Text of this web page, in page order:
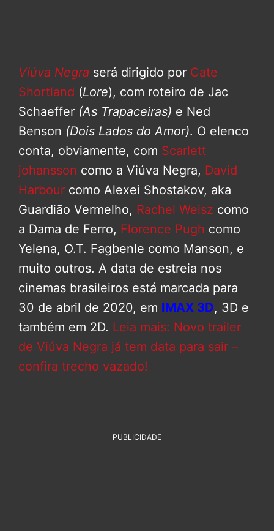
Viúva Negra será dirigido por Cate
Shortland (Lore), com roteiro de Jac
Schaeffer (As Trapaceiras) e Ned
Benson (Dois Lados do Amor). O elenco
conta, obviamente, com Scarlett
johansson como a Viúva Negra, David
Harbour como Alexei Shostakov, aka
Guardião Vermelho, Rachel Weisz como
a Dama de Ferro, Florence Pugh como
Yelena, O.T. Fagbenle como Manson, e
muito outros. A data de estreia nos
cinemas brasileiros está marcada para
30 de abril de 2020, em IMAX 3D, 3D e
também em 2D. Leia mais: Novo trailer
de Viúva Negra já tem data para sair –
confira trecho vazado!
PUBLICIDADE